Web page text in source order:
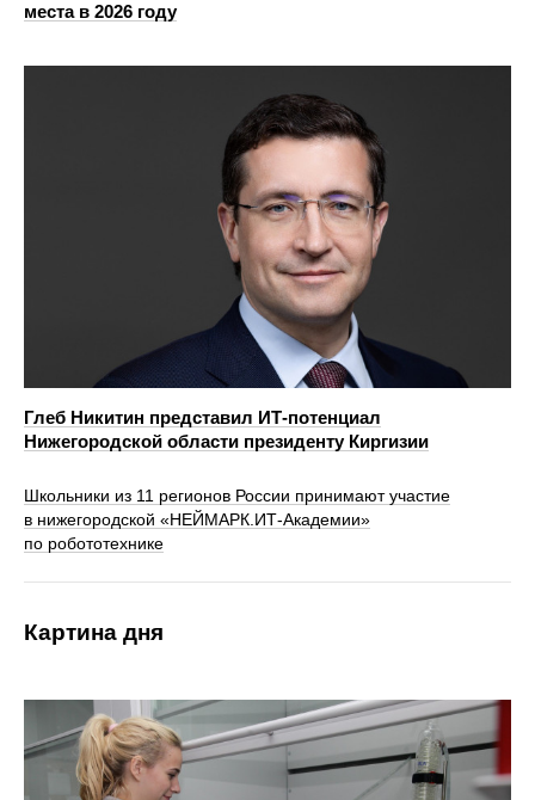
места в 2026 году
Глеб Никитин представил ИТ-потенциал
Нижегородской области президенту Киргизии
Школьники из 11 регионов России принимают участие
в нижегородской «НЕЙМАРК.ИТ-Академии»
по робототехнике
Картина дня